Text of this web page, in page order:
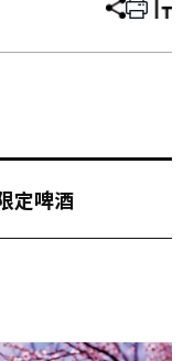
分
章
打 调
小
定啤酒